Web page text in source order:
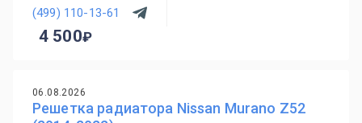
(499) 110-13-61
4 500
06.08.2026
Решетка радиатора Nissan Murano Z52